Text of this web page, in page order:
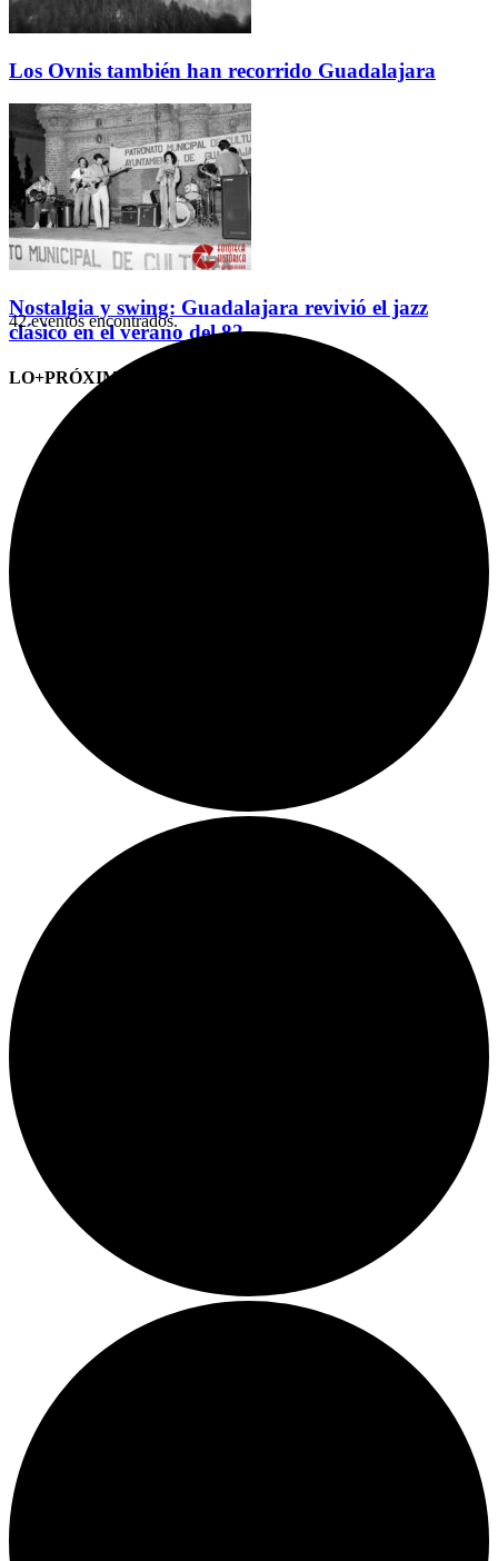
Los Ovnis también han recorrido Guadalajara
Nostalgia y swing: Guadalajara revivió el jazz
clásico en el verano del 82
LO+PRÓXIMO (CITAS)
42 eventos encontrados.